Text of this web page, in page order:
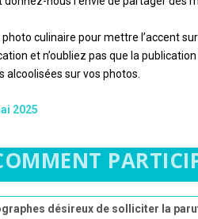
culinaire pour mettre l’accent
et n’oubliez pas que la
alcoolisées sur vos photos.
2025
désireux de solliciter la